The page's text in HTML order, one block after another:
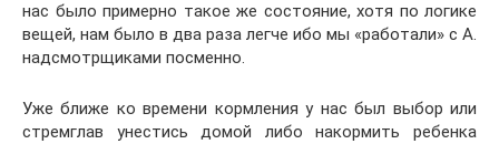
нас было примерно такое же состояние, хотя по логике
вещей, нам было в два раза легче ибо мы «работали» с А.
надсмотрщиками посменно.
Уже ближе ко времени кормления у нас был выбор или
стремглав унестись домой либо накормить ребенка